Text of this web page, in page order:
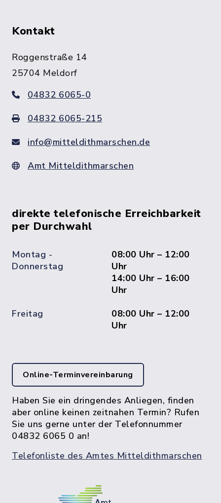
Kontakt
Roggenstraße 14
25704 Meldorf
04832 6065-0
04832 6065-215
info@mitteldithmarschen.de
Amt Mitteldithmarschen
direkte telefonische Erreichbarkeit
per Durchwahl
Montag -
Donnerstag
08:00 Uhr – 12:00
Uhr
14:00 Uhr – 16:00
Uhr
Freitag
08:00 Uhr – 12:00
Uhr
Online-Terminvereinbarung
Haben Sie ein dringendes Anliegen, finden
aber online keinen zeitnahen Termin? Rufen
Sie uns gerne unter der Telefonnummer
04832 6065 0 an!
Telefonliste des Amtes Mitteldithmarschen